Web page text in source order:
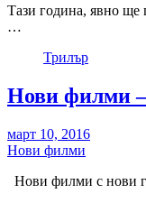
Тази година, явно ще
…
Трилър
Нови филми –
март 10, 2016
Нови филми
Нови филми с нови